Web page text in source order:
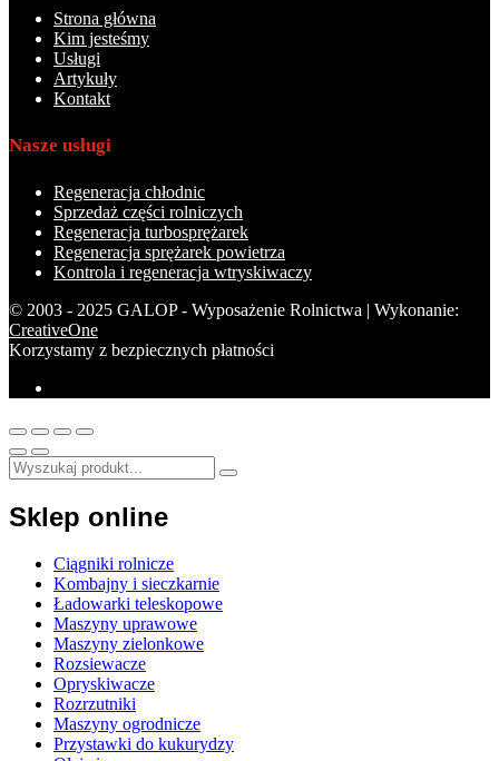
Strona główna
Kim jesteśmy
Usługi
Artykuły
Kontakt
Nasze usługi
Regeneracja chłodnic
Sprzedaż części rolniczych
Regeneracja turbosprężarek
Regeneracja sprężarek powietrza
Kontrola i regeneracja wtryskiwaczy
© 2003 - 2025 GALOP - Wyposażenie Rolnictwa | Wykonanie:
CreativeOne
Korzystamy z bezpiecznych płatności
Sklep online
Ciągniki rolnicze
Kombajny i sieczkarnie
Ładowarki teleskopowe
Maszyny uprawowe
Maszyny zielonkowe
Rozsiewacze
Opryskiwacze
Rozrzutniki
Maszyny ogrodnicze
Przystawki do kukurydzy